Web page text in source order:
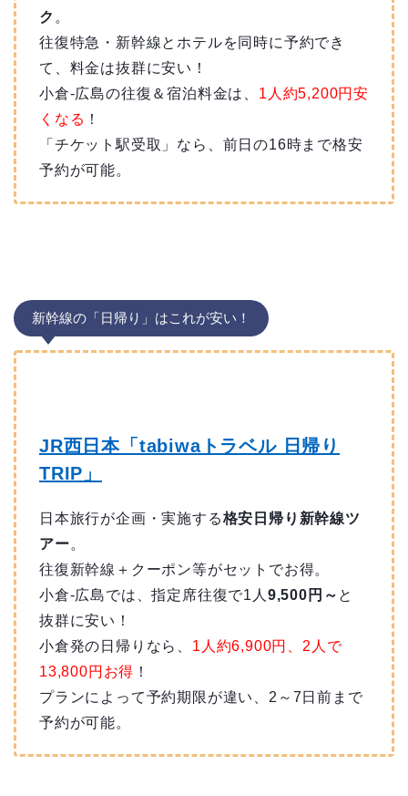
ク 。
往復特急・新幹線とホテルを同時に予約でき
て、料金は抜群に安い！
小倉-広島の往復＆宿泊料金は、 1人約5,200円安
くなる ！
「チケット駅受取」なら、前日の16時まで格安
予約が可能。
新幹線の「日帰り」はこれが安い！
JR西日本「tabiwaトラベル 日帰り
TRIP」
日本旅行が企画・実施する格安日帰り新幹線ツ
アー。
往復新幹線＋クーポン等がセットでお得。
小倉-広島では、指定席往復で1人 9,500円～ と
抜群に安い！
小倉発の日帰りなら、 1人約6,900円、2人で
13,800円 お得 ！
プランによって予約期限が違い、2～7日前まで
予約が可能。